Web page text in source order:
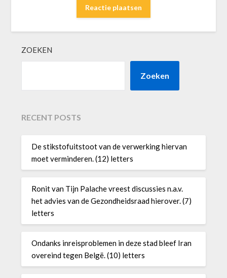
ZOEKEN
Zoeken
RECENT POSTS
De stikstofuitstoot van de verwerking hiervan
moet verminderen. (12) letters
Ronit van Tijn Palache vreest discussies n.a.v.
het advies van de Gezondheidsraad hierover. (7)
letters
Ondanks inreisproblemen in deze stad bleef Iran
overeind tegen Belgë. (10) letters